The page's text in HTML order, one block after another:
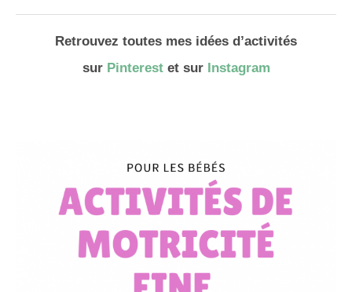
Retrouvez toutes mes idées d’activités
sur Pinterestet sur Instagram